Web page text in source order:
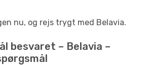
nu, og rejs trygt med Belavia.
besvaret – Belavia –